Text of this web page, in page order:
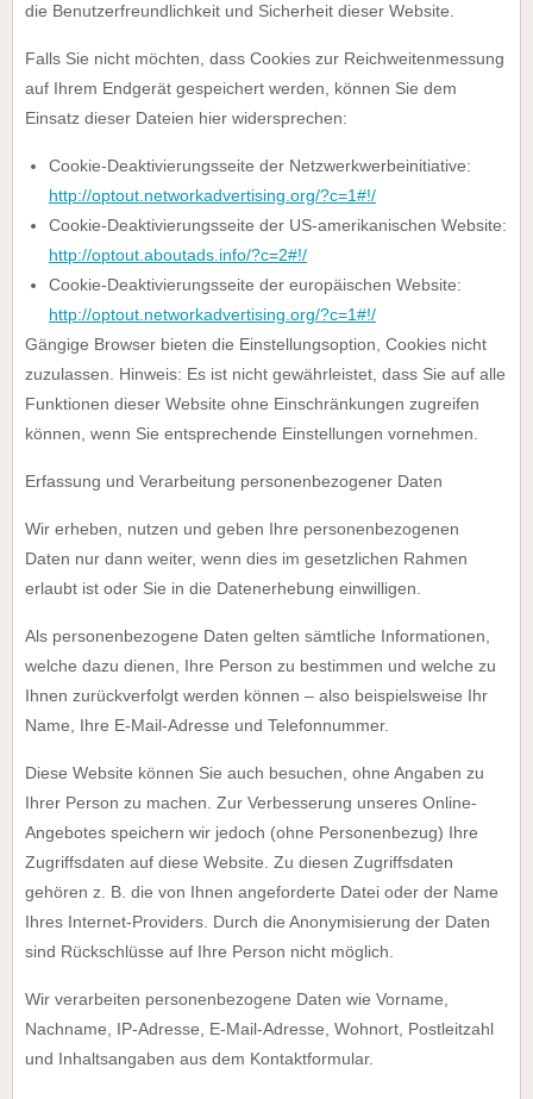
die Benutzerfreundlichkeit und Sicherheit dieser Website.
Falls Sie nicht möchten, dass Cookies zur Reichweitenmessung
auf Ihrem Endgerät gespeichert werden, können Sie dem
Einsatz dieser Dateien hier widersprechen:
Cookie-Deaktivierungsseite der Netzwerkwerbeinitiative:
http://optout.networkadvertising.org/?c=1#!/
Cookie-Deaktivierungsseite der US-amerikanischen Website:
http://optout.aboutads.info/?c=2#!/
Cookie-Deaktivierungsseite der europäischen Website:
http://optout.networkadvertising.org/?c=1#!/
Gängige Browser bieten die Einstellungsoption, Cookies nicht
zuzulassen. Hinweis: Es ist nicht gewährleistet, dass Sie auf alle
Funktionen dieser Website ohne Einschränkungen zugreifen
können, wenn Sie entsprechende Einstellungen vornehmen.
Erfassung und Verarbeitung personenbezogener Daten
Wir erheben, nutzen und geben Ihre personenbezogenen
Daten nur dann weiter, wenn dies im gesetzlichen Rahmen
erlaubt ist oder Sie in die Datenerhebung einwilligen.
Als personenbezogene Daten gelten sämtliche Informationen,
welche dazu dienen, Ihre Person zu bestimmen und welche zu
Ihnen zurückverfolgt werden können – also beispielsweise Ihr
Name, Ihre E-Mail-Adresse und Telefonnummer.
Diese Website können Sie auch besuchen, ohne Angaben zu
Ihrer Person zu machen. Zur Verbesserung unseres Online-
Angebotes speichern wir jedoch (ohne Personenbezug) Ihre
Zugriffsdaten auf diese Website. Zu diesen Zugriffsdaten
gehören z. B. die von Ihnen angeforderte Datei oder der Name
Ihres Internet-Providers. Durch die Anonymisierung der Daten
sind Rückschlüsse auf Ihre Person nicht möglich.
Wir verarbeiten personenbezogene Daten wie Vorname,
Nachname, IP-Adresse, E-Mail-Adresse, Wohnort, Postleitzahl
und Inhaltsangaben aus dem Kontaktformular.